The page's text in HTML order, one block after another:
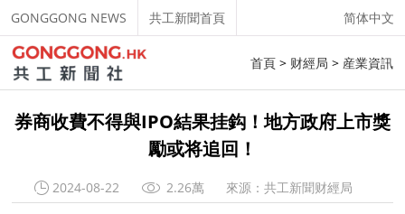
GONGGONG NEWS 共工新聞首頁 简体中文
首頁> 财經局 > 産業資訊
券商收費不得與IPO結果挂鈎！地方政府上市獎
勵或将追回！
2024-08-22 2.26萬 來源：共工新聞财經局